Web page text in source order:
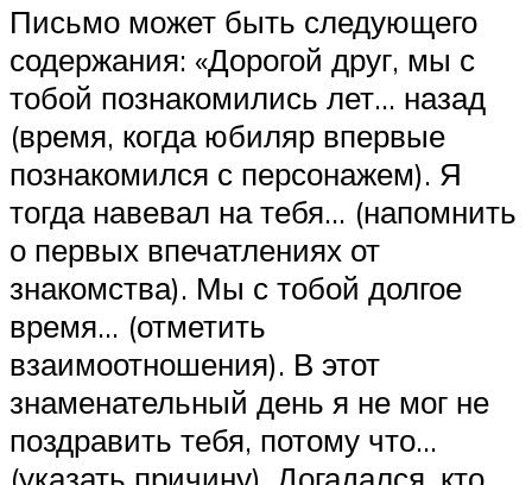
Письмо может быть следующего
содержания: «Дорогой друг, мы с
тобой познакомились лет… назад
(время, когда юбиляр впервые
познакомился с персонажем). Я
тогда навевал на тебя… (напомнить
о первых впечатлениях от
знакомства). Мы с тобой долгое
время… (отметить
взаимоотношения). В этот
знаменательный день я не мог не
поздравить тебя, потому что…